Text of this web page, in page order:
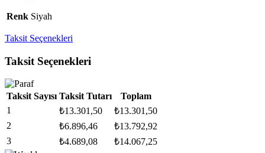
Renk Siyah
Taksit Seçenekleri
Taksit Seçenekleri
Taksit Sayısı Taksit Tutarı
Toplam
1
₺13.301,50 ₺13.301,50
2
₺6.896,46 ₺13.792,92
3
₺4.689,08 ₺14.067,25